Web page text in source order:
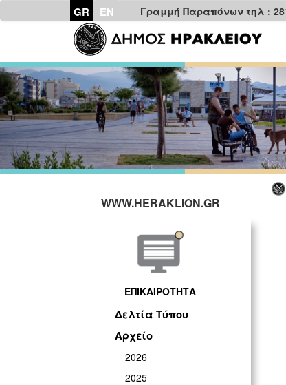
GR EN Γραμμή Παραπόνων τηλ :
WWW.HERAKLION.GR
ΕΠΙΚΑΙΡΟΤΗΤΑ
Δελτία Τύπου
Αρχείο
2026
2025